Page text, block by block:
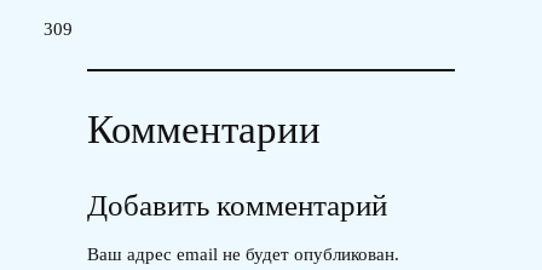
309
Комментарии
Добавить комментарий
Ваш адрес email не будет опубликован.